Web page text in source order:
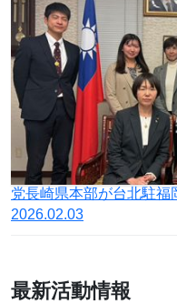
党長崎県本部が台北駐福
2026.02.03
最新活動情報